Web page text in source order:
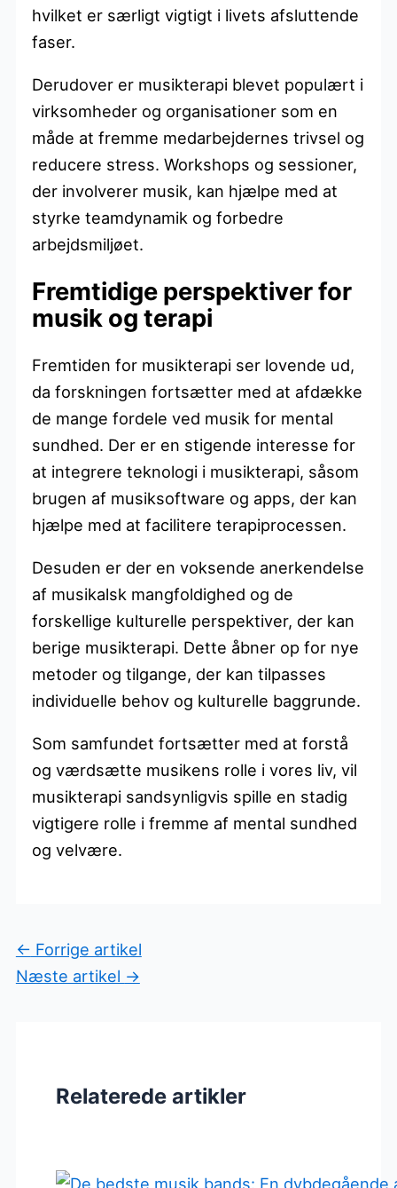
hvilket er særligt vigtigt i livets afsluttende
faser.
Derudover er musikterapi blevet populært i
virksomheder og organisationer som en
måde at fremme medarbejdernes trivsel og
reducere stress. Workshops og sessioner,
der involverer musik, kan hjælpe med at
styrke teamdynamik og forbedre
arbejdsmiljøet.
Fremtidige perspektiver for
musik og terapi
Fremtiden for musikterapi ser lovende ud,
da forskningen fortsætter med at afdække
de mange fordele ved musik for mental
sundhed. Der er en stigende interesse for
at integrere teknologi i musikterapi, såsom
brugen af musiksoftware og apps, der kan
hjælpe med at facilitere terapiprocessen.
Desuden er der en voksende anerkendelse
af musikalsk mangfoldighed og de
forskellige kulturelle perspektiver, der kan
berige musikterapi. Dette åbner op for nye
metoder og tilgange, der kan tilpasses
individuelle behov og kulturelle baggrunde.
Som samfundet fortsætter med at forstå
og værdsætte musikens rolle i vores liv, vil
musikterapi sandsynligvis spille en stadig
vigtigere rolle i fremme af mental sundhed
og velvære.
← Forrige artikel
Næste artikel →
Relaterede artikler